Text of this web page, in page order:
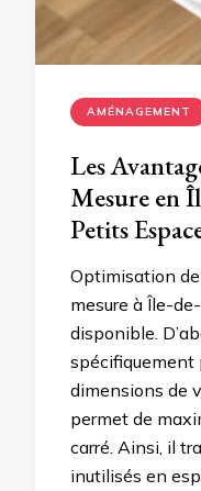
AMÉNAGEMENT
Les
Mesure en
Petits
Optimisation de
mesure à Île-
disponible.
spécifiquement
dimensions de
permet de
carré. Ainsi, il
inutilisés en